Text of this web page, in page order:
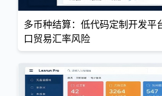
多币种结算：低代码定制开发平
口贸易汇率风险